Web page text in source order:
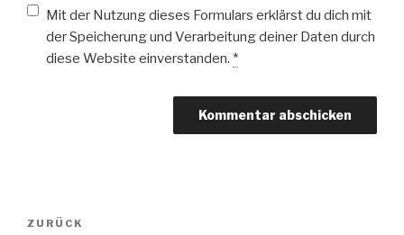
Mit der Nutzung dieses Formulars erklärst du dich mit
der Speicherung und Verarbeitung deiner Daten durch
diese Website einverstanden. *
Beitragsnavigation
Vorheriger
ZURÜCK